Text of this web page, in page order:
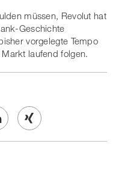
müssen, Revolut hat
Geschichte
vorgelegte Tempo
laufend folgen.
Share